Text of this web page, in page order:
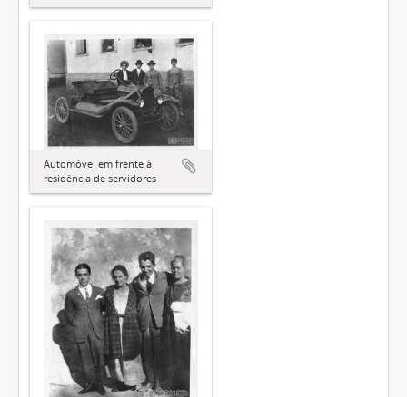
Automóvel em frente à
residência de servidores